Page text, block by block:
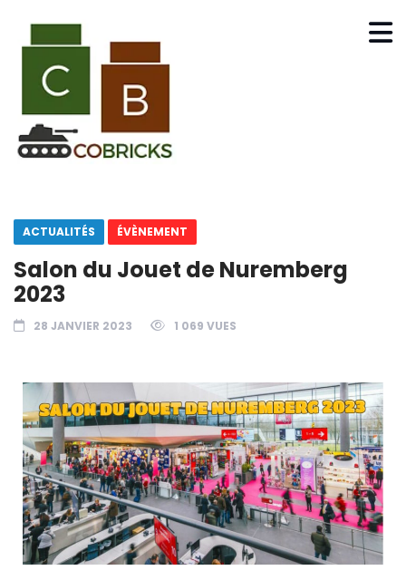
ACTUALITÉS ÉVÈNEMENT
Salon du Jouet de Nuremberg
2023
28 JANVIER 2023 1 069 VUES